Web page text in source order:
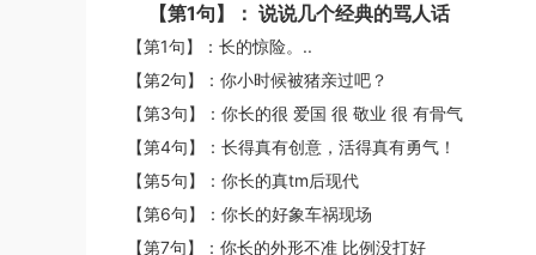
【第1句】： 说说几个经典的骂人话
【第1句】：长的惊险。..
【第2句】：你小时候被猪亲过吧？
【第3句】：你长的很 爱国 很 敬业 很 有骨气
【第4句】：长得真有创意，活得真有勇气！
【第5句】：你长的真tm后现代
【第6句】：你长的好象车祸现场
【第7句】：你长的外形不准 比例没打好